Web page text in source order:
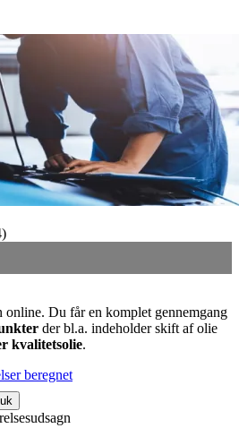
)
online. Du får en komplet gennemgang
der bl.a. indeholder skift af olie
kvalitetsolie.
beregnet
Luk